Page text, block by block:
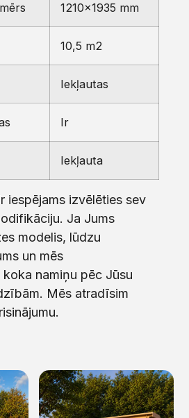
1210×1935 mm
10,5 m2
Iekļautas
Ir
Iekļauta
iespējams izvēlēties sev
Ja Jums
modelis, lūdzu
un mēs
namiņu pēc Jūsu
Mēs atradīsim